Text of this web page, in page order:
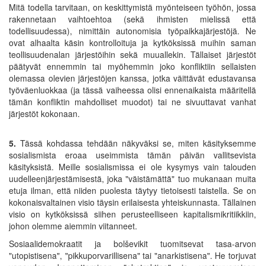
Mitä todella tarvitaan, on keskittymistä myönteiseen työhön, jossa
rakennetaan vaihtoehtoa (sekä ihmisten mielissä että
todellisuudessa), nimittäin autonomisia työpaikkajärjestöjä. Ne
ovat alhaalta käsin kontrolloituja ja kytköksissä muihin saman
teollisuudenalan järjestöihin sekä muuallekin. Tällaiset järjestöt
päätyvät ennemmin tai myöhemmin joko konfliktiin sellaisten
olemassa olevien järjestöjen kanssa, jotka väittävät edustavansa
työväenluokkaa (ja tässä vaiheessa olisi ennenaikaista määritellä
tämän konfliktin mahdolliset muodot) tai ne sivuuttavat vanhat
järjestöt kokonaan.
5. Tässä kohdassa tehdään näkyväksi se, miten käsityksemme
sosialismista eroaa useimmista tämän päivän vallitsevista
käsityksistä. Meille sosialismissa ei ole kysymys vain talouden
uudelleenjärjestämisestä, joka "väistämättä" tuo mukanaan muita
etuja ilman, että niiden puolesta täytyy tietoisesti taistella. Se on
kokonaisvaltainen visio täysin erilaisesta yhteiskunnasta. Tällainen
visio on kytköksissä siihen perusteelliseen kapitalismikritiikkiin,
johon olemme aiemmin viitanneet.
Sosiaalidemokraatit ja bolševikit tuomitsevat tasa-arvon
"utopistisena", "pikkuporvarillisena" tai "anarkistisena". He torjuvat